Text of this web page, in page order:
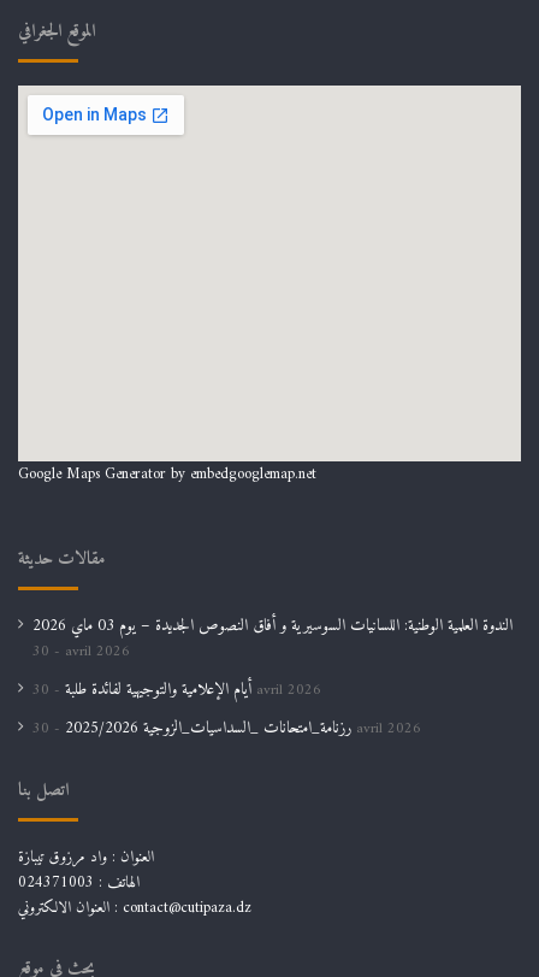
الموقع الجغرافي
Google Maps Generator by embedgooglemap.net
مقالات حديثة
الندوة العلمية الوطنية: اللسانيات السوسيرية و أفاق النصوص الجديدة – يوم 03 ماي 2026
30 avril 2026
أيام الإعلامية والتوجيهية لفائدة طلبة 30 avril 2026
رزنامة_امتحانات _السداسيات_الزوجية 2025/2026 30 avril 2026
اتصل بنا
العنوان : واد مرزوق تيبازة
الهاتف : 024371003
العنوان الالكتروني : contact@cutipaza.dz
بحث في موقع